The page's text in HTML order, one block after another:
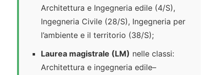
Architettura e Ingegneria edile (4/S),
Ingegneria Civile (28/S), Ingegneria per
l’ambiente e il territorio (38/S);
Laurea magistrale (LM) nelle classi:
Architettura e ingegneria edile–